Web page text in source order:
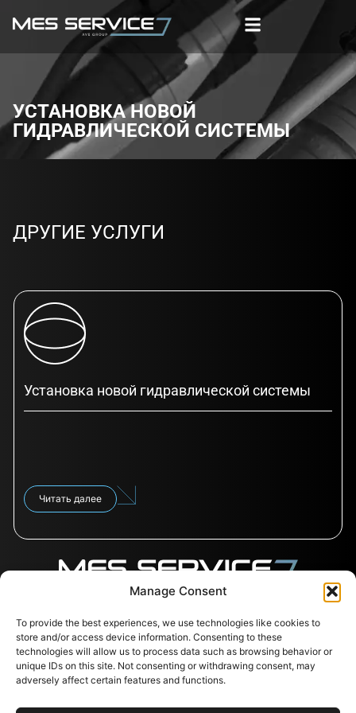
Manage Consent
To provide the best experiences, we use technologies like cookies to
store and/or access device information. Consenting to these
technologies will allow us to process data such as browsing behavior or
unique IDs on this site. Not consenting or withdrawing consent, may
adversely affect certain features and functions.
УСТАНОВКА НОВОЙ
ГИДРАВЛИЧЕСКОЙ СИСТЕМЫ
ДРУГИЕ УСЛУГИ
Установка новой гидравлической системы
Читать далее
Следуйте за
нами
Контакты
Svajones 38, LT-94101
Клайпеда, Литва
+37067791072
Полезные
Услуги
Блог